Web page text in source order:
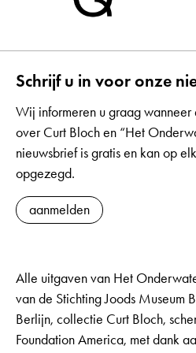
Schrijf u in voor onze
Wij informeren u graag wanneer
over Curt Bloch en “Het
nieuwsbrief is gratis en kan op
opgezegd.
aanmelden
Alle uitgaven van Het
van de Stichting Joods Museum
Berlijn, collectie Curt Bloch,
Foundation America, met dank